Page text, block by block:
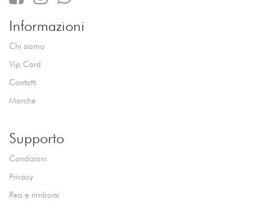
Informazioni
Chi siamo
Vip Card
Contatti
Marche
Supporto
Condizioni
Privacy
Resi e rimborsi